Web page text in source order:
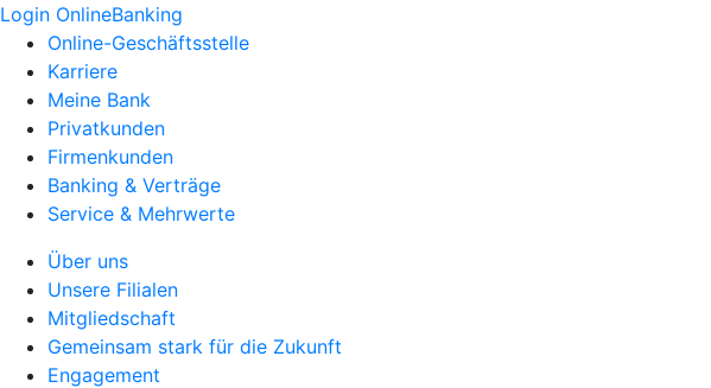
Login OnlineBanking
Online-Geschäftsstelle
Karriere
Meine Bank
Privatkunden
Firmenkunden
Banking & Verträge
Service & Mehrwerte
Über uns
Unsere Filialen
Mitgliedschaft
Gemeinsam stark für die Zukunft
Engagement